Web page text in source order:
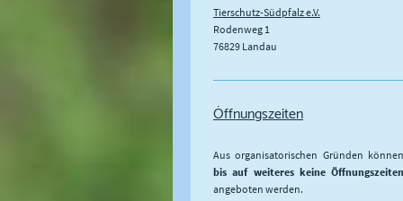
Tierschutz-Südpfalz e.V.
Rodenweg 1
76829 Landau
Öffnungszeiten
Aus organisatorischen Gründen können
bis auf weiteres keine Öffnungszeiten
angeboten werden.